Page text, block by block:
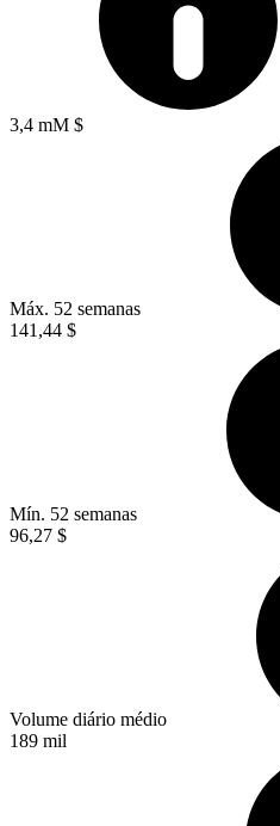
3,4 mM $
Máx. 52 semanas
141,44 $
Mín. 52 semanas
96,27 $
Volume diário médio
189 mil